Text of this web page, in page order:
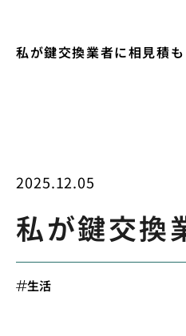
私が鍵交換業者に相見積
2025.12.05
私が鍵交換
生活